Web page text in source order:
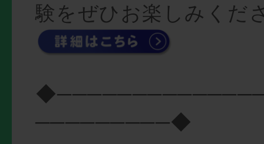
験をぜひお楽しみくだ
─────────◆